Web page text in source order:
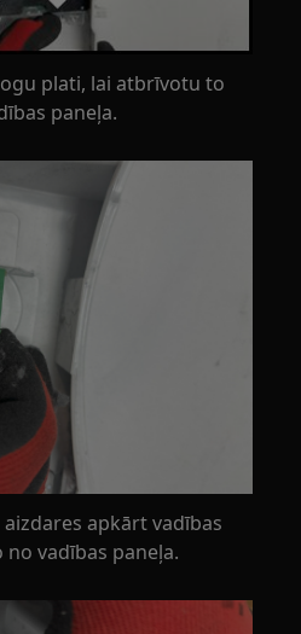
plati, lai atbrīvotu to
paneļa.
apkārt vadības
vadības paneļa.